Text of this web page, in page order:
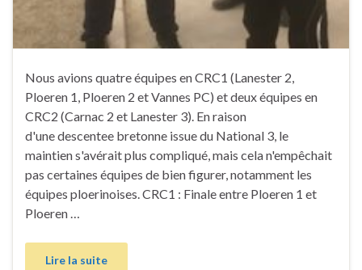
Nous avions quatre équipes en CRC1 (Lanester 2,
Ploeren 1, Ploeren 2 et Vannes PC) et deux équipes en
CRC2 (Carnac 2 et Lanester 3). En raison
d'une descentee bretonne issue du National 3, le
maintien s'avérait plus compliqué, mais cela n'empêchait
pas certaines équipes de bien figurer, notamment les
équipes ploerinoises. CRC1 : Finale entre Ploeren 1 et
Ploeren …
Lire la suite